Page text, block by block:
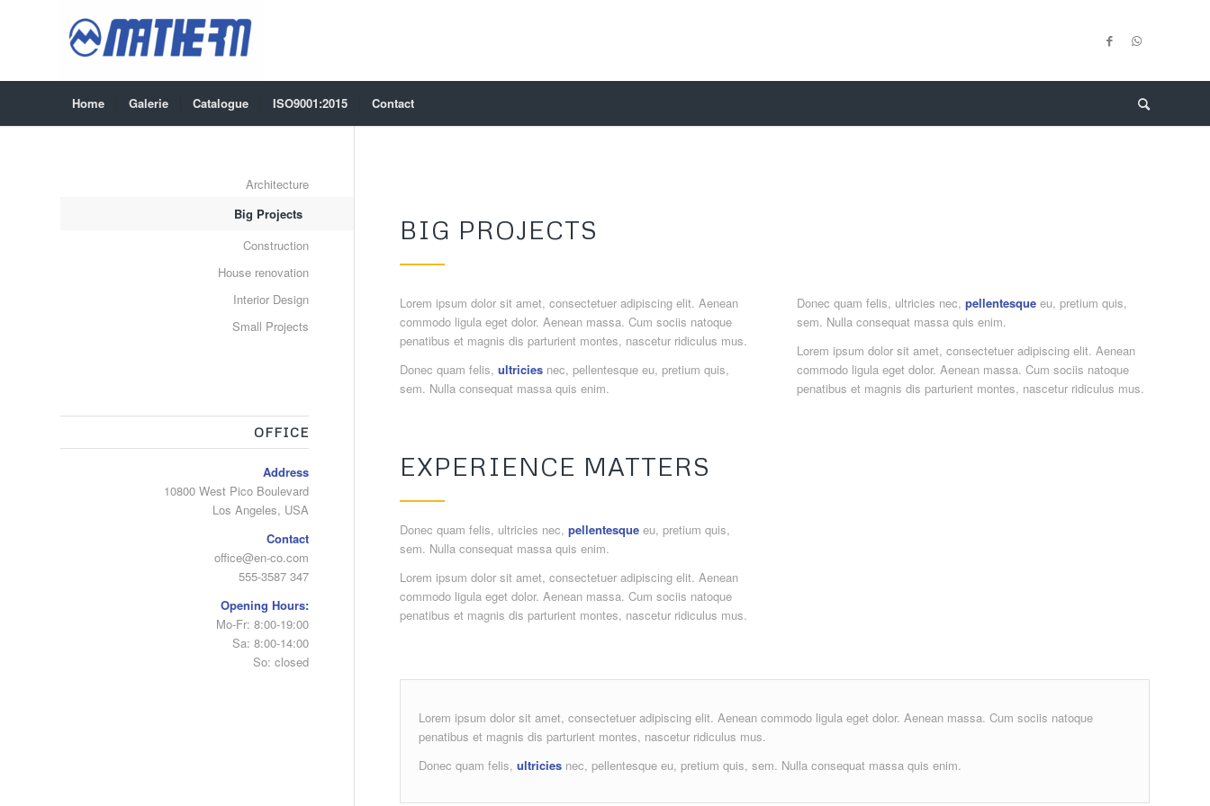
Home Galerie Catalogue ISO9001:2015 Contact
BIG PROJECTS
Lorem ipsum dolor sit amet, consectetuer adipiscing elit. Aenean
commodo ligula eget dolor. Aenean massa. Cum sociis natoque
penatibus et magnis dis parturient montes, nascetur ridiculus mus.
Donec quam felis, ultriciesnec, pellentesque eu, pretium quis,
sem. Nulla consequat massa quis enim.
Donec quam felis, ultricies nec,pellentesque eu, pretium quis,
sem. Nulla consequat massa quis enim.
Lorem ipsum dolor sit amet, consectetuer adipiscing elit. Aenean
commodo ligula eget dolor. Aenean massa. Cum sociis natoque
penatibus et magnis dis parturient montes, nascetur ridiculus mus.
EXPERIENCE MATTERS
Donec quam felis, ultricies nec, pellentesqueeu, pretium quis,
sem. Nulla consequat massa quis enim.
Lorem ipsum dolor sit amet, consectetuer adipiscing elit. Aenean
commodo ligula eget dolor. Aenean massa. Cum sociis natoque
penatibus et magnis dis parturient montes, nascetur ridiculus mus.
Lorem ipsum dolor sit amet, consectetuer adipiscing elit. Aenean commodo ligula eget dolor. Aenean massa. Cum sociis natoque
penatibus et magnis dis parturient montes, nascetur ridiculus mus.
Donec quam felis, ultriciesnec, pellentesque eu, pretium quis, sem. Nulla consequat massa quis enim.
Architecture
Big Projects
Construction
House renovation
Interior Design
Small Projects
OFFICE
Address
10800 West Pico Boulevard
Los Angeles, USA
Contact
office@en-co.com
555-3587 347
Opening Hours:
Mo-Fr: 8:00-19:00
Sa: 8:00-14:00
So: closed